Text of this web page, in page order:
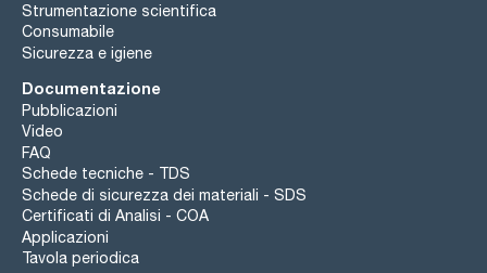
Strumentazione scientifica
Consumabile
Sicurezza e igiene
Documentazione
Pubblicazioni
Video
FAQ
Schede tecniche - TDS
Schede di sicurezza dei materiali - SDS
Certificati di Analisi - COA
Applicazioni
Tavola periodica